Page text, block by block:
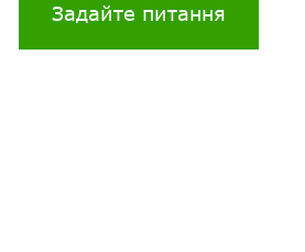
Задайте питання